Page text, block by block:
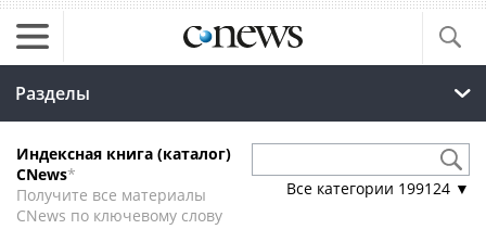
Разделы
Индексная книга (каталог)
CNews*
Получите все материалы
CNews по ключевому слову
Все категории 199124 ▼